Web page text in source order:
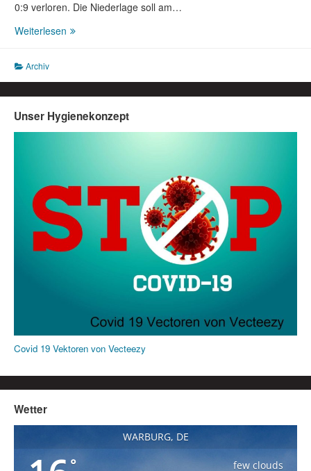
0:9 verloren. Die Niederlage soll am…
Weiterlesen Vorbericht
08.09.2017
18:00Uhr
JSG
Germete-
Herlinghausen
Archiv
Unser Hygienekonzept
Covid 19 Vektoren von Vecteezy
Wetter
WARBURG, DE
°
few clouds